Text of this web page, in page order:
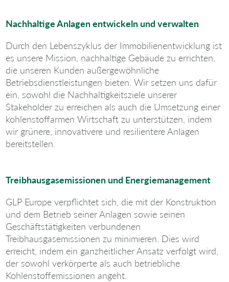
Nachhaltige Anlagen entwickeln und verwalten
Durch den Lebenszyklus der Immobilienentwicklung ist
es unsere Mission, nachhaltige Gebäude zu errichten,
die unseren Kunden außergewöhnliche
Betriebsdienstleistungen bieten. Wir setzen uns dafür
ein, sowohl die Nachhaltigkeitsziele unserer
Stakeholder zu erreichen als auch die Umsetzung einer
kohlenstoffarmen Wirtschaft zu unterstützen, indem
wir grünere, innovativere und resilientere Anlagen
bereitstellen.
Treibhausgasemissionen und Energiemanagement
GLP Europe verpflichtet sich, die mit der Konstruktion
und dem Betrieb seiner Anlagen sowie seinen
Geschäftstätigkeiten verbundenen
Treibhausgasemissionen zu minimieren. Dies wird
erreicht, indem ein ganzheitlicher Ansatz verfolgt wird,
der sowohl verkörperte als auch betriebliche
Kohlenstoffemissionen angeht.